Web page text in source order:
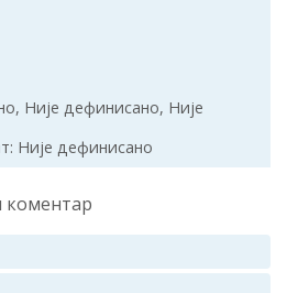
Није дефинисано, Није
Није дефинисано
коментар